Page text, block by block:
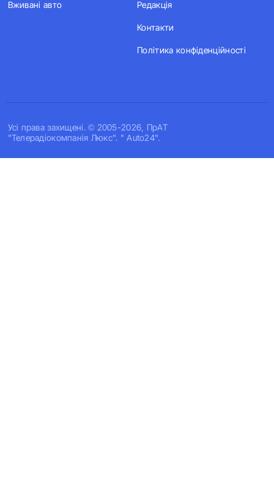
Усi права захищенi. © 2005-2026, ПрАТ
"Телерадіокомпанія Люкс". " Auto24".
Вживані авто Редакція
Контакти
Політика конфіденційності